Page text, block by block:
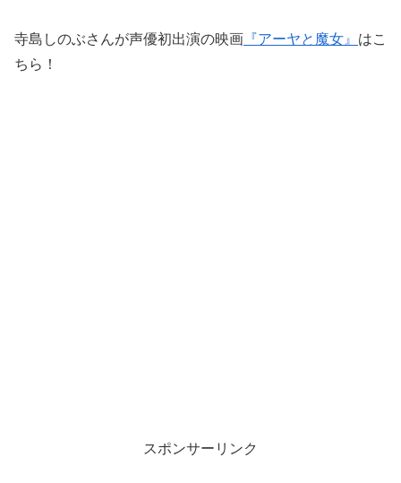
寺島しのぶさんが声優初出演の映画 『アーヤと魔女』 はこ
ちら！
スポンサーリンク